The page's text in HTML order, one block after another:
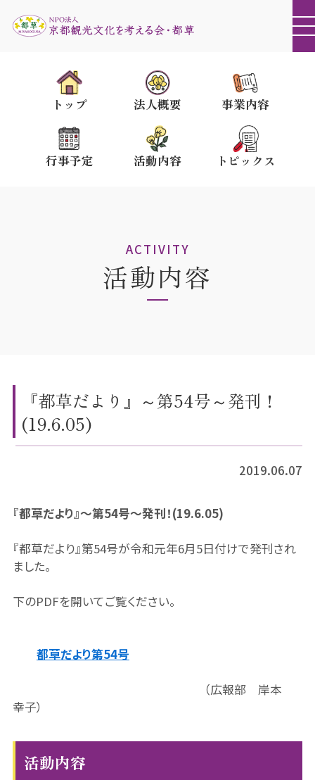
トップ 法人概要 事業内容
行事予定 活動内容 トピックス
ACTIVITY
活動内容
活動内容
『都草だより』～第54号～発刊！
(19.6.05)
2019.06.07
『都草だより』～第54号～発刊！(19.6.05)
『都草だより』第54号が令和元年6月5日付けで発刊され
ました。
下のPDFを開いてご覧ください。
都草だより第54号
（広報部 岸本
幸子）